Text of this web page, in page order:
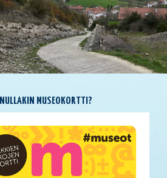
MUSEOKORTTI?